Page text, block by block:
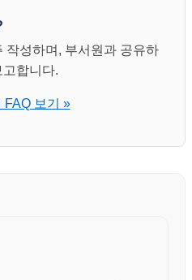
작성하며, 부서원과 공유하
합니다.
FAQ 보기 »